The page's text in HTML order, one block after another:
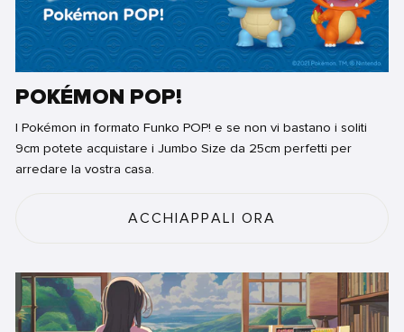
POKÉMON POP!
I Pokémon in formato Funko POP! e se non vi bastano i soliti
9cm potete acquistare i Jumbo Size da 25cm perfetti per
arredare la vostra casa.
ACCHIAPPALI ORA